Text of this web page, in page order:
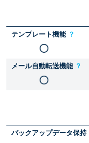
テンプレート機能 ？
メール自動転送機能 ？
バックアップデータ保持